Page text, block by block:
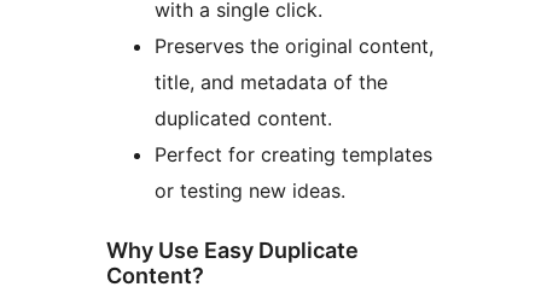
with a single click.
Preserves the original content,
title, and metadata of the
duplicated content.
Perfect for creating templates
or testing new ideas.
Why Use Easy Duplicate
Content?